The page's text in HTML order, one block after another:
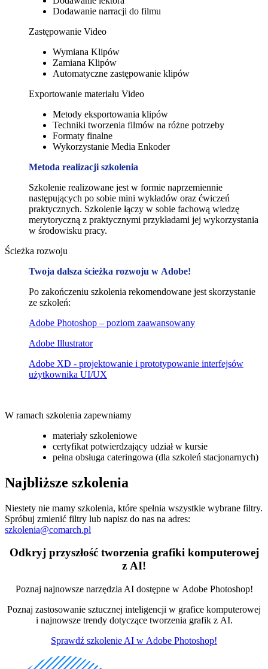
Dodawanie narracji do filmu
Zastępowanie Video
Wymiana Klipów
Zamiana Klipów
Automatyczne zastępowanie klipów
Exportowanie materiału Video
Metody eksportowania klipów
Techniki tworzenia filmów na różne potrzeby
Formaty finalne
Wykorzystanie Media Enkoder
Metoda realizacji szkolenia
Szkolenie realizowane jest w formie naprzemiennie
następujących po sobie mini wykładów oraz ćwiczeń
praktycznych. Szkolenie łączy w sobie fachową wiedzę
merytoryczną z praktycznymi przykładami jej wykorzystania
w środowisku pracy.
Ścieżka rozwoju
Twoja dalsza ścieżka rozwoju w Adobe!
Po zakończeniu szkolenia rekomendowane jest skorzystanie
ze szkoleń:
Adobe Photoshop – poziom zaawansowany
Adobe Illustrator
Adobe XD - projektowanie i prototypowanie interfejsów
użytkownika UI/UX
W ramach szkolenia zapewniamy
materiały szkoleniowe
certyfikat potwierdzający udział w kursie
pełna obsługa cateringowa (dla szkoleń stacjonarnych)
Najbliższe szkolenia
Niestety nie mamy szkolenia, które spełnia wszystkie wybrane filtry.
Spróbuj zmienić filtry lub napisz do nas na adres:
szkolenia@comarch.pl
Odkryj przyszłość tworzenia grafiki komputerowej
z AI!
Poznaj najnowsze narzędzia AI dostępne w Adobe Photoshop!
Poznaj zastosowanie sztucznej inteligencji w grafice komputerowej
i najnowsze trendy dotyczące tworzenia grafik z AI.
Sprawdź szkolenie AI w Adobe Photoshop!